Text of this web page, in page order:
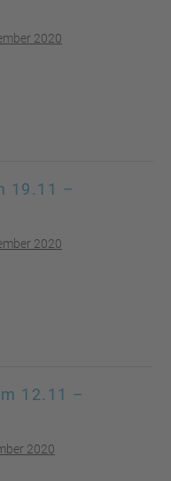
2020
19.11 –
2020
12.11 –
2020